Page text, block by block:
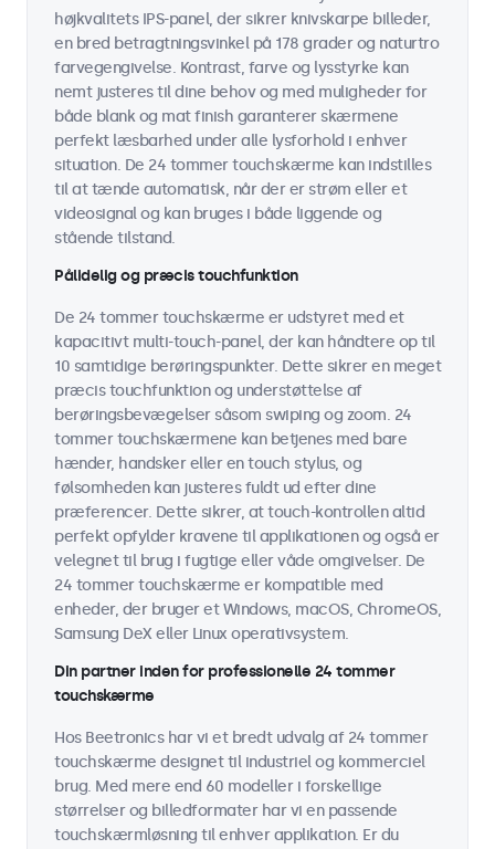
højkvalitets IPS-panel, der sikrer knivskarpe billeder,
en bred betragtningsvinkel på 178 grader og naturtro
farvegengivelse. Kontrast, farve og lysstyrke kan
nemt justeres til dine behov og med muligheder for
både blank og mat finish garanterer skærmene
perfekt læsbarhed under alle lysforhold i enhver
situation. De 24 tommer touchskærme kan indstilles
til at tænde automatisk, når der er strøm eller et
videosignal og kan bruges i både liggende og
stående tilstand.
Pålidelig og præcis touchfunktion
De 24 tommer touchskærme er udstyret med et
kapacitivt multi-touch-panel, der kan håndtere op til
10 samtidige berøringspunkter. Dette sikrer en meget
præcis touchfunktion og understøttelse af
berøringsbevægelser såsom swiping og zoom. 24
tommer touchskærmene kan betjenes med bare
hænder, handsker eller en touch stylus, og
følsomheden kan justeres fuldt ud efter dine
præferencer. Dette sikrer, at touch-kontrollen altid
perfekt opfylder kravene til applikationen og også er
velegnet til brug i fugtige eller våde omgivelser. De
24 tommer touchskærme er kompatible med
enheder, der bruger et Windows, macOS, ChromeOS,
Samsung DeX eller Linux operativsystem.
Din partner inden for professionelle 24 tommer
touchskærme
Hos Beetronics har vi et bredt udvalg af 24 tommer
touchskærme designet til industriel og kommerciel
brug. Med mere end 60 modeller i forskellige
størrelser og billedformater har vi en passende
touchskærmløsning til enhver applikation. Er du